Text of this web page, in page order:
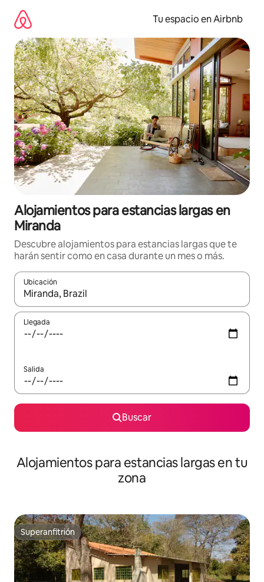
contenido
Tu espacio en Airbnb
Alojamientos para estancias largas en
Miranda
Descubre alojamientos para estancias largas que te
harán sentir como en casa durante un mes o más.
Ubicación
Cuando los resultados estén disponibles, podrás navegar
Llegada
Salida
Buscar
Alojamientos para estancias largas en tu
zona
Superanfitrión
Superanfitrión